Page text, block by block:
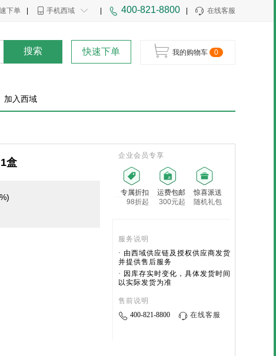
在线客服
400-821-8800
手机西域
下单
搜索 快速下单 我的购物车 0
加入西域
盒
企业会员专享
专属折扣
98折起
运费包邮
300元起
惊喜派送
随机礼包
服务说明
· 由西域供应链及授权供应商发货
并提供售后服务
· 因库存实时变化，具体发货时间
以实际发货为准
售前说明
400-821-8800
在线客服